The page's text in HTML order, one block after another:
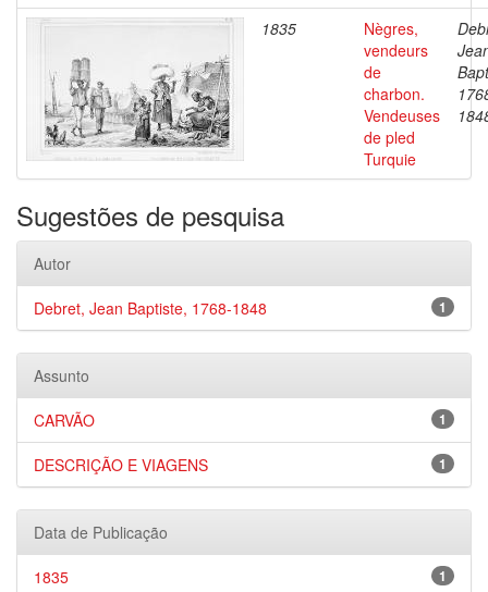
1835
Nègres,
vendeurs
de
charbon.
Vendeuses
de pled
Turquie
Sugestões de pesquisa
Autor
1
Debret, Jean Baptiste, 1768-1848
Assunto
1
CARVÃO
1
DESCRIÇÃO E VIAGENS
Data de Publicação
1
1835